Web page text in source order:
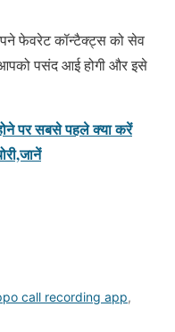
फेवरेट कॉन्टैक्ट्स को सेव
पसंद आई होगी और इसे
पर सबसे पहले क्या करें
call recording app,